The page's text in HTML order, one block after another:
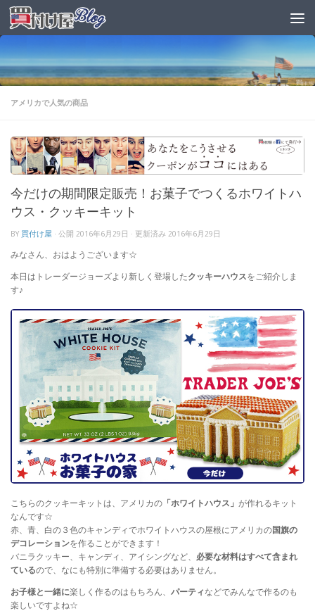
アメリカで人気の商品
今だけの期間限定販売！お菓子でつくるホワイトハ
ウス・クッキーキット
BY 買付け屋 · 公開 2016年6月29日 · 更新済み 2016年6月29日
みなさん、おはようございます☆
本日はトレーダージョーズより新しく登場したクッキーハウスをご紹介しま
す♪
こちらのクッキーキットは、アメリカの 「ホワイトハウス」 が作れるキット
なんです☆
赤、青、白の３色のキャンディでホワイトハウスの屋根にアメリカの国旗の
デコレーションを作ることができます！
バニラクッキー、キャンディ、アイシングなど、 必要な材料はすべて含まれ
ているので、なにも特別に準備する必要はありません。
お子様と一緒に楽しく作るのはもちろん、 パーティなどでみんなで作るのも
楽しいですよね☆